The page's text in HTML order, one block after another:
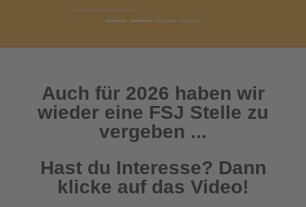
Auch für 2026 haben wir
wieder eine FSJ Stelle zu
vergeben ...
Hast du Interesse? Dann
klicke auf das Video!